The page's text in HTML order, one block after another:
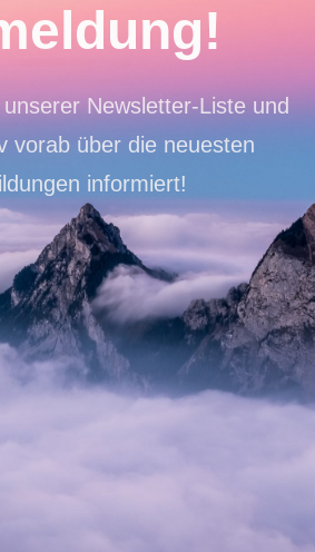
Newsletter-Liste und
vorab über die neuesten
informiert!